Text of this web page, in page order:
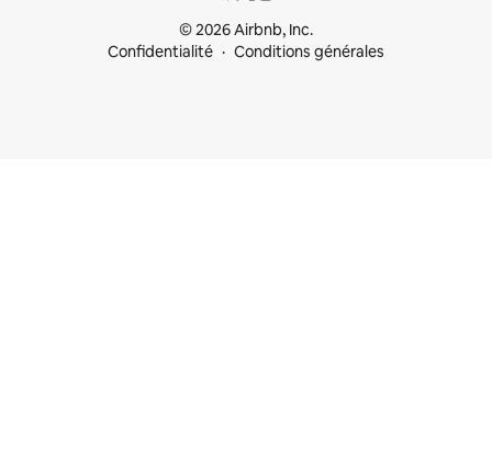
© 2026 Airbnb, Inc.
Confidentialité
Conditions générales